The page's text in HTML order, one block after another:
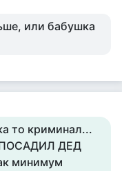
или бабушка
то криминал...
ПОСАДИЛ ДЕД
минимум